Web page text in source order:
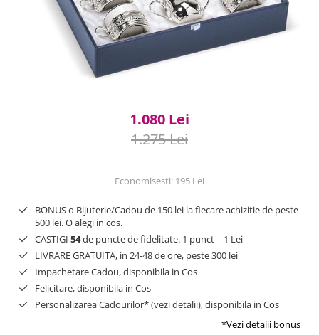
0 Lei - 100 Lei
100 Lei - 200 Lei
200 Lei - 300 Lei
300 Lei - 500 Lei
500 Lei - 1000 Lei
1000 Lei +
1.080 Lei
1.275 Lei
Economisesti: 195 Lei
BONUS o Bijuterie/Cadou de 150 lei la fiecare achizitie de peste
500 lei. O alegi in cos.
CASTIGI 54de puncte de fidelitate. 1 punct = 1 Lei
LIVRARE GRATUITA, in 24-48 de ore, peste 300 lei
Impachetare Cadou, disponibila in Cos
Felicitare, disponibila in Cos
Personalizarea Cadourilor* (vezi detalii), disponibila in Cos
*Vezi detalii bonus